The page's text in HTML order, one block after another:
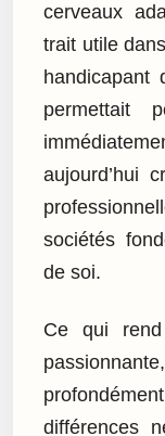
cerveaux
trait utile
handicapant
permettait
aujourd’hui
sociétés
de soi.
Ce qui
différences